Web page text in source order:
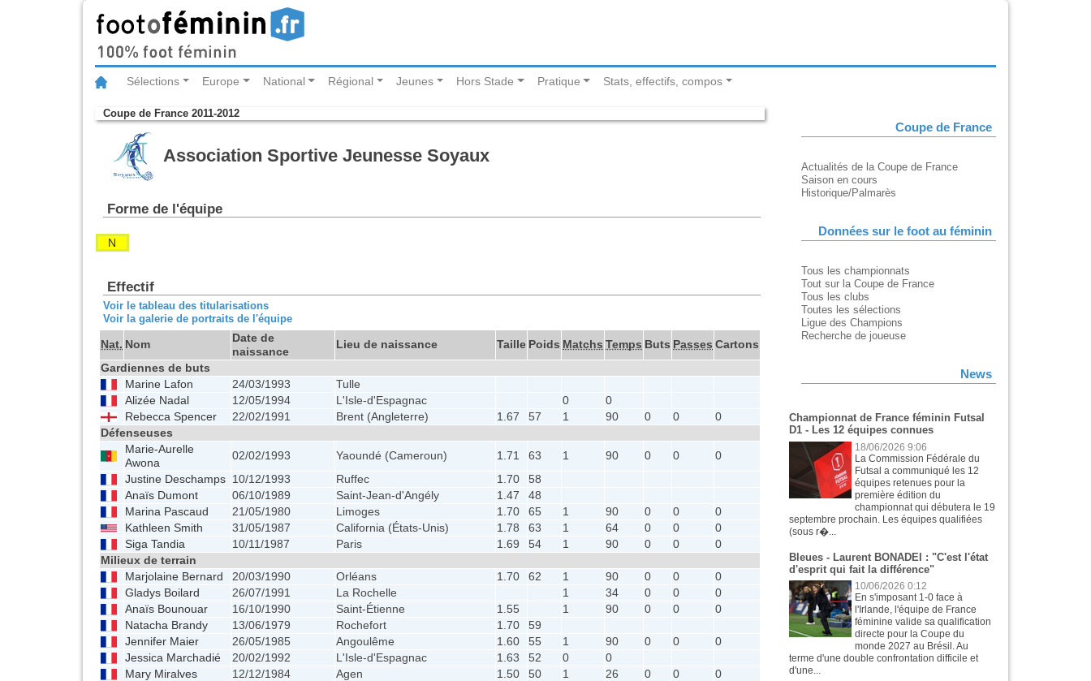
Sélections Europe National Régional Jeunes Hors Stade Pratique Stats, effectifs, compos
Coupe de France 2011-2012
Association Sportive Jeunesse Soyaux
Forme de l'équipe
N
Effectif
Voir le tableau des titularisations
Voir la galerie de portraits de l'équipe
Nat. Nom
Date de
naissance
Lieu de naissance Taille Poids Matchs Temps Buts Passes Cartons
Gardiennes de buts
Marine Lafon
24/03/1993
Tulle
Alizée Nadal
12/05/1994 L'Isle-d'Espagnac 0
0
Rebecca Spencer
22/02/1991 Brent (Angleterre) 1.67 57 1 90 0 0
0
Défenseuses
Marie-Aurelle
Awona
02/02/1993 Yaoundé (Cameroun) 1.71 63 1 90 0 0
0
Justine Deschamps 10/12/1993 Ruffec 1.70
58
Anaïs Dumont
06/10/1989 Saint-Jean-d'Angély 1.47
48
Marina Pascaud
21/05/1980 Limoges 1.70 65 1 90 0 0
0
Kathleen Smith
31/05/1987 California (États-Unis) 1.78 63 1 64 0 0
0
Siga Tandia
10/11/1987 Paris 1.69 54 1 90 0 0
0
Milieux de terrain
Marjolaine Bernard
20/03/1990 Orléans 1.70 62 1 90 0 0
0
Gladys Boilard
26/07/1991 La Rochelle 1 34 0 0
0
Anaïs Bounouar
16/10/1990 Saint-Étienne 1.55 1 90 0 0
0
Natacha Brandy
13/06/1979 Rochefort 1.70
59
Jennifer Maier
26/05/1985 Angoulême 1.60 55 1 90 0 0
0
Jessica Marchadié
20/02/1992 L'Isle-d'Espagnac 1.63 52 0
0
Mary Miralves
12/12/1984 Agen 1.50 50 1 26 0 0
0
Coupe de France
Actualités de la Coupe de France
Saison en cours
Historique/Palmarès
Données sur le foot au féminin
Tous les championnats
Tout sur la Coupe de France
Tous les clubs
Toutes les sélections
Ligue des Champions
Recherche de joueuse
News
Championnat de France féminin Futsal
D1 - Les 12 équipes connues
18/06/2026 9:06
La Commission Fédérale du
Futsal a communiqué les 12
équipes retenues pour la
première édition du
championnat qui débutera le 19
septembre prochain. Les équipes qualifiées
(sous r�...
Bleues - Laurent BONADEI : "C'est l'état
d'esprit qui fait la différence"
10/06/2026 0:12
En s'imposant 1-0 face à
l'Irlande, l'équipe de France
féminine valide sa qualification
directe pour la Coupe du
monde 2027 au Brésil. Au
terme d'une double confrontation difficile et
d'une...